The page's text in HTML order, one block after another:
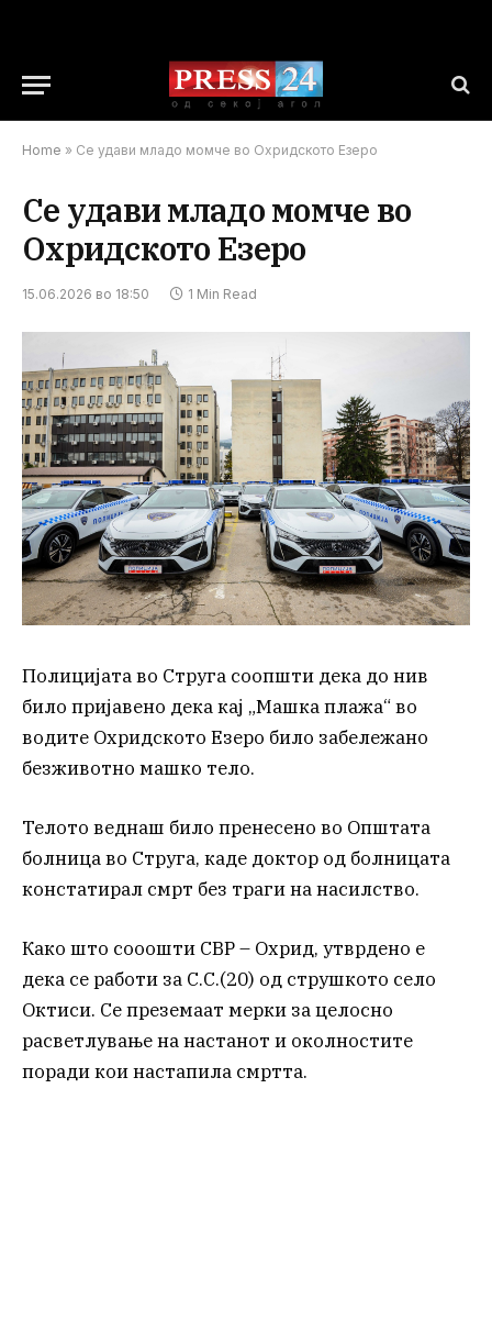
Home » Се удави младо момче во Охридското Езеро
Се удави младо момче во
Охридското Езеро
15.06.2026 во 18:50 1 Min Read
Полицијата во Струга соопшти дека до нив
било пријавено дека кај „Машка плажа“ во
водите Охридското Езеро било забележано
безживотно машко тело.
Телото веднаш било пренесено во Општата
болница во Струга, каде доктор од болницата
констатирал смрт без траги на насилство.
Како што сооошти СВР – Охрид, утврдено е
дека се работи за С.С.(20) од струшкото село
Октиси. Се преземаат мерки за целосно
расветлување на настанот и околностите
поради кои настапила смртта.